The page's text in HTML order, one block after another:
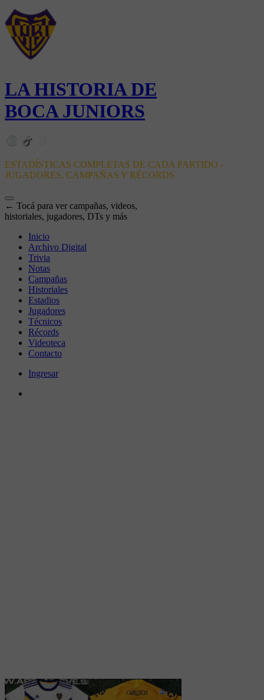
LA HISTORIA DE
BOCA JUNIORS
ESTADÍSTICAS COMPLETAS DE CADA PARTIDO -
JUGADORES, CAMPAÑAS Y RÉCORDS
← Tocá para ver campañas, videos,
historiales, jugadores, DTs y más
Inicio
Archivo Digital
Trivia
Notas
Campañas
Historiales
Estadios
Jugadores
Técnicos
Récords
Videoteca
Contacto
Ingresar